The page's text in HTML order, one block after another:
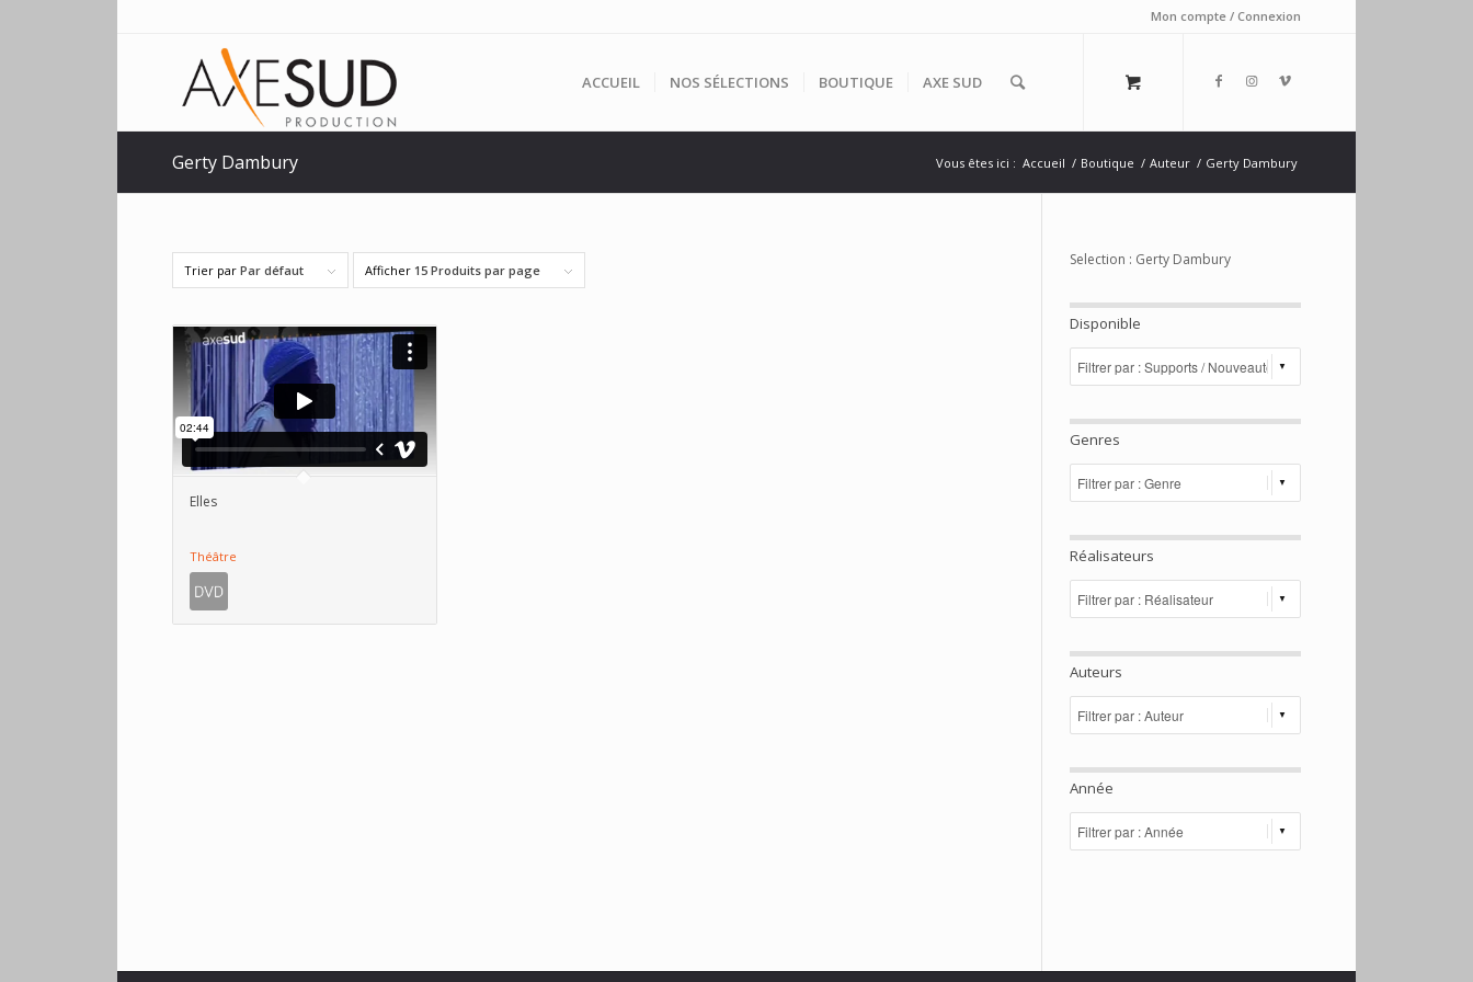
Mon compte / Connexion
ACCUEIL NOS SÉLECTIONS BOUTIQUE AXE SUD
Gerty Dambury Vous êtes ici : Accueil / Boutique / Auteur / Gerty Dambury
Trier par Par défaut Afficher 15 Produits par page
Elles
Théâtre
Selection : Gerty Dambury
Disponible
Genres
Réalisateurs
Auteurs
Année